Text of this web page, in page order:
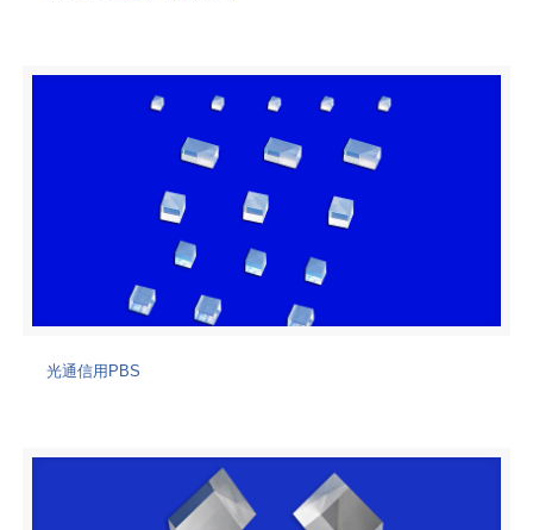
光通信用PBS